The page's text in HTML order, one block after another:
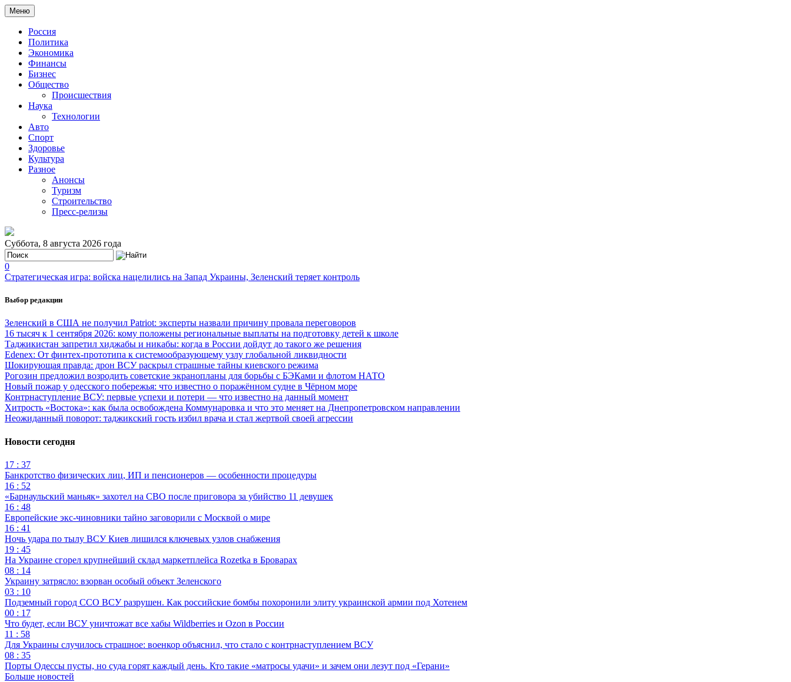
Меню
Россия
Политика
Экономика
Финансы
Бизнес
Общество
Происшествия
Наука
Технологии
Авто
Спорт
Здоровье
Культура
Разное
Анонсы
Туризм
Строительство
Пресс-релизы
Суббота, 8 августа 2026 года
0
Стратегическая игра: войска нацелились на Запад Украины, Зеленский теряет контроль
Выбор редакции
Зеленский в США не получил Patriot: эксперты назвали причину провала переговоров
16 тысяч к 1 сентября 2026: кому положены региональные выплаты на подготовку детей к школе
Таджикистан запретил хиджабы и никабы: когда в России дойдут до такого же решения
Edenex: От финтех-прототипа к системообразующему узлу глобальной ликвидности
Шокирующая правда: дрон ВСУ раскрыл страшные тайны киевского режима
Рогозин предложил возродить советские экранопланы для борьбы с БЭКами и флотом НАТО
Новый пожар у одесского побережья: что известно о поражённом судне в Чёрном море
Контрнаступление ВСУ: первые успехи и потери — что известно на данный момент
Хитрость «Востока»: как была освобождена Коммунаровка и что это меняет на Днепропетровском направлении
Неожиданный поворот: таджикский гость избил врача и стал жертвой своей агрессии
Новости сегодня
17 : 37
Банкротство физических лиц, ИП и пенсионеров — особенности процедуры
16 : 52
«Барнаульский маньяк» захотел на СВО после приговора за убийство 11 девушек
16 : 48
Европейские экс-чиновники тайно заговорили с Москвой о мире
16 : 41
Ночь удара по тылу ВСУ Киев лишился ключевых узлов снабжения
19 : 45
На Украине сгорел крупнейший склад маркетплейса Rozetka в Броварах
08 : 14
Украину затрясло: взорван особый объект Зеленского
03 : 10
Подземный город ССО ВСУ разрушен. Как российские бомбы похоронили элиту украинской армии под Хотенем
00 : 17
Что будет, если ВСУ уничтожат все хабы Wildberries и Ozon в России
11 : 58
Для Украины случилось страшное: военкор объяснил, что стало с контрнаступлением ВСУ
08 : 35
Порты Одессы пусты, но суда горят каждый день. Кто такие «матросы удачи» и зачем они лезут под «Герани»
Больше новостей